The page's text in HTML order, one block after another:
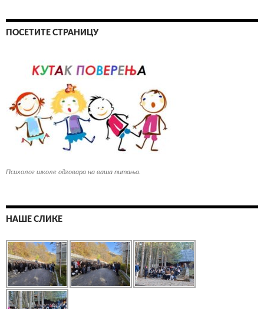
ПОСЕТИТЕ СТРАНИЦУ
Психолог школе одговара на ваша питања.
НАШЕ СЛИКЕ